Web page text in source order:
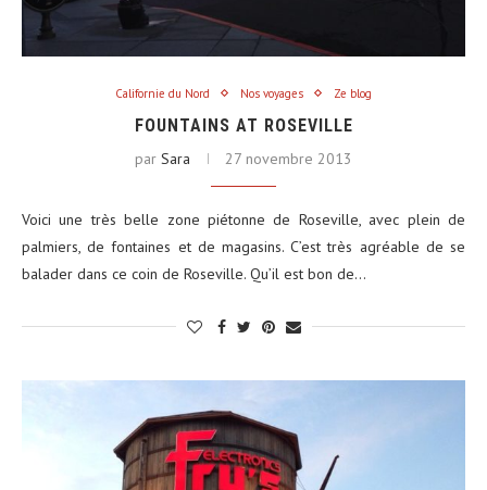
Californie du Nord Nos voyages Ze blog
FOUNTAINS AT ROSEVILLE
par Sara 27 novembre 2013
Voici une très belle zone piétonne de Roseville, avec plein de
palmiers, de fontaines et de magasins. C’est très agréable de se
balader dans ce coin de Roseville. Qu’il est bon de…